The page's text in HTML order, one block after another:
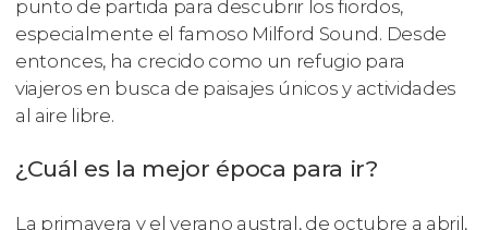
punto de partida para descubrir los fiordos,
especialmente el famoso Milford Sound. Desde
entonces, ha crecido como un refugio para
viajeros en busca de paisajes únicos y actividades
al aire libre.
¿Cuál es la mejor época para ir?
La primavera y el verano austral, de octubre a abril,